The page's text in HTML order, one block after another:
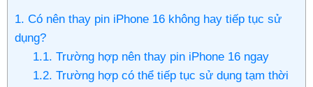
1. Có nên thay pin iPhone 16 không hay tiếp tục sử
dụng?
1.1. Trường hợp nên thay pin iPhone 16 ngay
1.2. Trường hợp có thể tiếp tục sử dụng tạm thời